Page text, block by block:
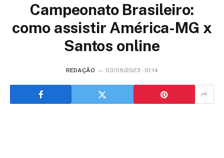
Campeonato Brasileiro:
como assistir América-MG x
Santos online
REDAÇÃO 03/09/2023 - 01:14